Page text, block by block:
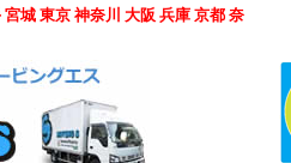
城 東京 神奈川 大阪 兵庫 京都 奈